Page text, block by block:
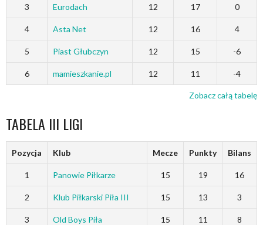
3 Eurodach 12 17 0
4 Asta Net 12 16 4
5 Piast Głubczyn 12 15 -6
6 mamieszkanie.pl 12 11 -4
Zobacz całą tabelę
TABELA III LIGI
Pozycja Klub Mecze Punkty Bilans
1 Panowie Piłkarze 15 19 16
2 Klub Piłkarski Piła III 15 13 3
3 Old Boys Piła 15 11 8